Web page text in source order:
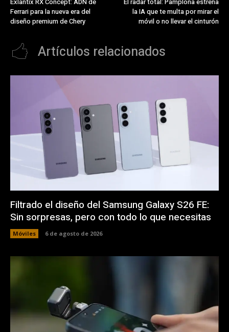
Ferrari para la nueva era del
diseño premium de Chery
la IA que te multa por mirar el
móvil o no llevar el cinturón
Artículos relacionados
Filtrado el diseño del Samsung Galaxy S26 FE:
Sin sorpresas, pero con todo lo que necesitas
Móviles 6 de agosto de 2026